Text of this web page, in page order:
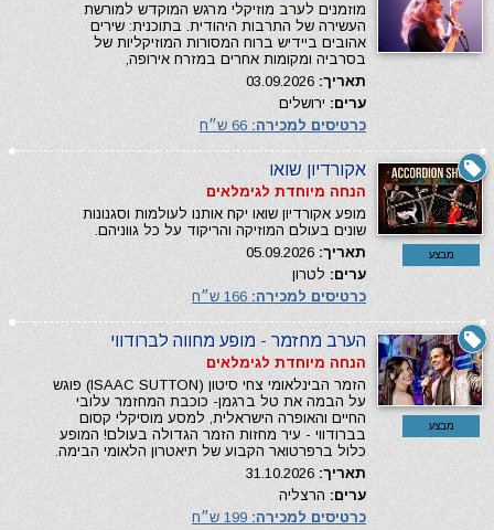
מוזמנים לערב מוזיקלי מרגש המוקדש למורשת
העשירה של התרבות היהודית. בתוכנית: שירים
אהובים ביידיש ברוח המסורות המוזיקליות של
בסרביה ומקומות אחרים במזרח אירופה,
תאריך:
ערים: ירושלים
כרטיסים למכירה:
מבצע
אקורדיון שואו
הנחה מיוחדת לגימלאים
מופע אקורדיון שואו יקח אותנו לעולמות וסגנונות ​
שונים בעולם המוזיקה והריקוד על כל גווניהם.
תאריך:
ערים: לטרון
כרטיסים למכירה:
מבצע
הערב מחזמר - מופע מחווה לברודווי
הנחה מיוחדת לגימלאים
הזמר הבינלאומי צחי סיטון (ISAAC SUTTON) פוגש
על הבמה את טל ברגמן- כוכבת המחזמר עלובי
החיים והאופרה הישראלית, למסע מוסיקלי קסום
בברודווי - עיר מחזות הזמר הגדולה בעולם! המופע
כלול ברפרטואר הקבוע של תיאטרון הלאומי הבימה.
תאריך:
ערים: הרצליה
כרטיסים למכירה: